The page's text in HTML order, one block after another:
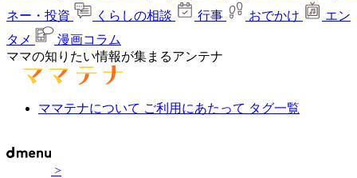
ネー・投資
くらしの相談 行事 おでかけ
エン
タメ
漫画コラム
ママの知りたい情報が集まるアンテナ
ママテナについて ご利用にあたって タグ一覧
>